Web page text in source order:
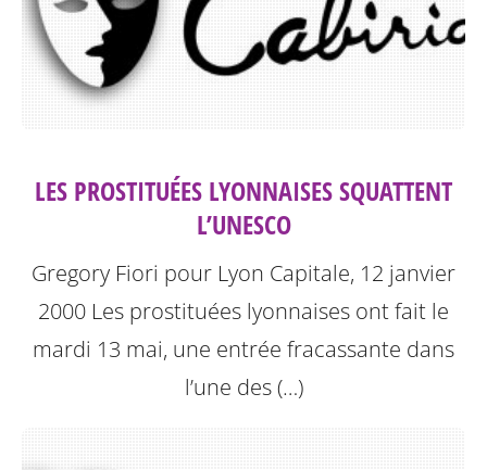
LES PROSTITUÉES LYONNAISES SQUATTENT
L’UNESCO
Gregory Fiori pour Lyon Capitale, 12 janvier
2000 Les prostituées lyonnaises ont fait le
mardi 13 mai, une entrée fracassante dans
l’une des (…)